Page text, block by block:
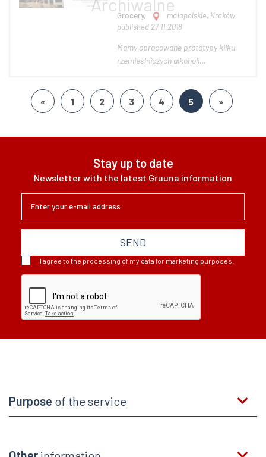
Grocery,
małopolskie, Kraków
published 27.11.2018
Mamy opracowane prototypy kilku
rzemieślniczych alkoholi
towarowych w UE, także na inne
rodzaje alkoholi, takie jak whisky,
przygotowywania z zewnętrznymi p...
« 1 2 3 4 5 »
Stay up to date
Newsletter with the latest Gruuna information
SEND
I agree to the processing of my data for marketing purposes.
Purpose of the service